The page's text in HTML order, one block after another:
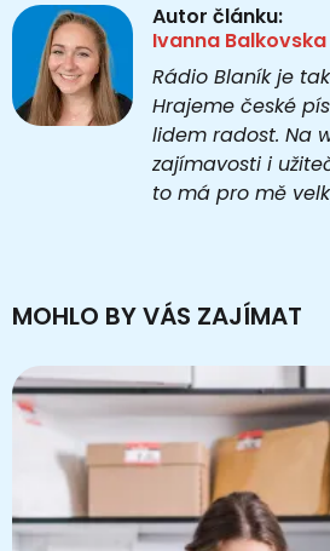
Autor článku:
Ivanna
Rádio Blaník je
Hrajeme české
lidem radost. Na
zajímavosti i
to má pro mě
MOHLO BY VÁS ZAJÍMAT